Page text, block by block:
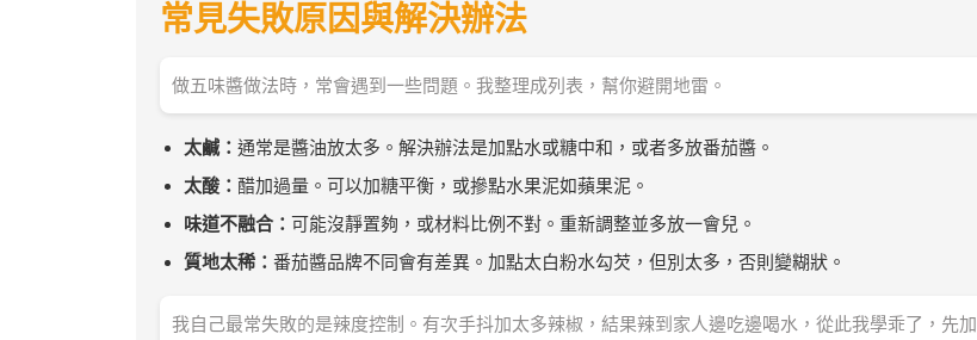
常見失敗原因與解決辦法
做五味醬做法時，常會遇到一些問題。我整理成列表，幫你避開地雷。
太鹹： 通常是醬油放太多。解決辦法是加點水或糖中和，或者多放番茄醬。
太酸： 醋加過量。可以加糖平衡，或摻點水果泥如蘋果泥。
味道不融合： 可能沒靜置夠，或材料比例不對。重新調整並多放一會兒。
質地太稀： 番茄醬品牌不同會有差異。加點太白粉水勾芡，但別太多，否則變糊狀。
我自己最常失敗的是辣度控制。有次手抖加太多辣椒，結果辣到家人邊吃邊喝水，從此我學乖了，先加